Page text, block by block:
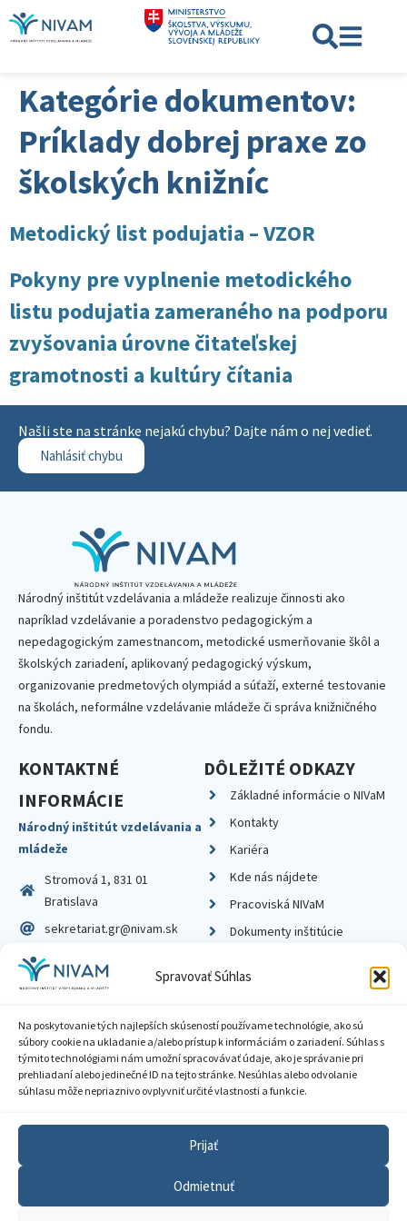
Spravovať Súhlas
Na poskytovanie tých najlepších skúseností používame technológie, ako sú
súbory cookie na ukladanie a/alebo prístup k informáciám o zariadení. Súhlas s
týmito technológiami nám umožní spracovávať údaje, ako je správanie pri
prehliadaní alebo jedinečné ID na tejto stránke. Nesúhlas alebo odvolanie
súhlasu môže nepriaznivo ovplyvniť určité vlastnosti a funkcie.
Prijať
Odmietnuť
Kategórie dokumentov:
Príklady dobrej praxe zo
školských knižníc
Metodický list podujatia – VZOR
Pokyny pre vyplnenie metodického
listu podujatia zameraného na podporu
zvyšovania úrovne čitateľskej
gramotnosti a kultúry čítania
Našli ste na stránke nejakú chybu? Dajte nám o nej vedieť.
Nahlásiť chybu
Národný inštitút vzdelávania a mládeže realizuje činnosti ako
napríklad vzdelávanie a poradenstvo pedagogickým a
nepedagogickým zamestnancom, metodické usmerňovanie škôl a
školských zariadení, aplikovaný pedagogický výskum,
organizovanie predmetových olympiád a súťaží, externé testovanie
na školách, neformálne vzdelávanie mládeže či správa knižničného
fondu.
KONTAKTNÉ
INFORMÁCIE
Národný inštitút vzdelávania a
mládeže
Stromová 1, 831 01
Bratislava
sekretariat.gr@nivam.sk
IČO: 00164348
DIČ: 2020798714
DÔLEŽITÉ ODKAZY
Základné informácie o NIVaM
Kontakty
Kariéra
Kde nás nájdete
Pracoviská NIVaM
Dokumenty inštitúcie
Zásady ochrany súkromia
Sprístupnenie informácií